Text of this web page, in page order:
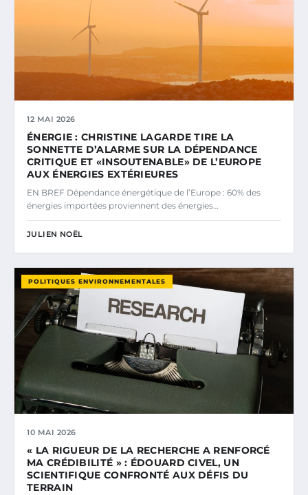
12 MAI 2026
ÉNERGIE : CHRISTINE LAGARDE TIRE LA
SONNETTE D’ALARME SUR LA DÉPENDANCE
CRITIQUE ET «INSOUTENABLE» DE L’EUROPE
AUX ÉNERGIES EXTÉRIEURES
EN BREF Dépendance énergétique de l’Europe : 60% des
énergies importées proviennent des énergies…
JULIEN NOËL
POLITIQUES ENVIRONNEMENTALES
10 MAI 2026
« LA RIGUEUR DE LA RECHERCHE A RENFORCÉ
MA CRÉDIBILITÉ » : ÉDOUARD CIVEL, UN
SCIENTIFIQUE CONFRONTÉ AUX DÉFIS DU
TERRAIN